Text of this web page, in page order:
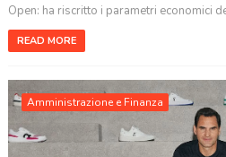
Open: ha riscritto i parametri economici
READ MORE
Amministrazione e Finanza